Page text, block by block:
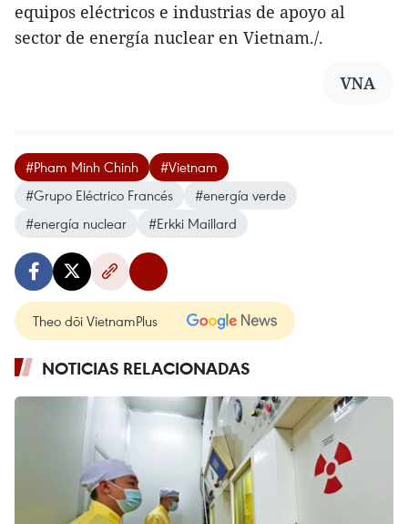
equipos eléctricos e industrias de apoyo al
sector de energía nuclear en Vietnam./.
VNA
#Pham Minh Chinh
#Vietnam
#Grupo Eléctrico Francés
#energía verde
#energía nuclear
#Erkki Maillard
Theo dõi VietnamPlus
NOTICIAS RELACIONADAS